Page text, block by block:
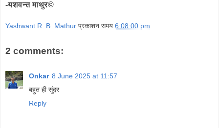
-यशवन्त माथुर©
Yashwant R. B. Mathur प्रकाशन समय 6:08:00 pm
2 comments:
Onkar 8 June 2025 at 11:57
बहुत ही सुंदर
Reply